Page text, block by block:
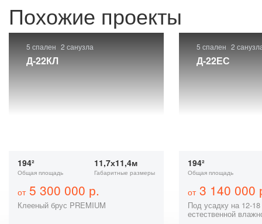
Похожие проекты
5 спален 2 санузла
Д-22КЛ
194²
Общая площадь
11,7х11,4м
Габаритные размеры
от5 300 000 р.
Клееный брус PREMIUM
5 спален 2
Д-22ЕС
194²
Общая площадь
от3 140 000
Под усадку на 12-
естественной